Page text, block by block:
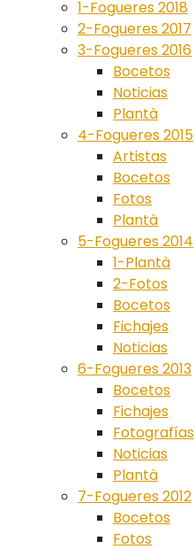
1-Fogueres 2018
2-Fogueres 2017
3-Fogueres 2016
Bocetos
Noticias
Plantà
4-Fogueres 2015
Artistas
Bocetos
Fotos
Plantà
5-Fogueres 2014
1-Plantà
2-Fotos
Bocetos
Fichajes
Noticias
6-Fogueres 2013
Bocetos
Fichajes
Fotografías
Noticias
Plantà
7-Fogueres 2012
Bocetos
Fotos